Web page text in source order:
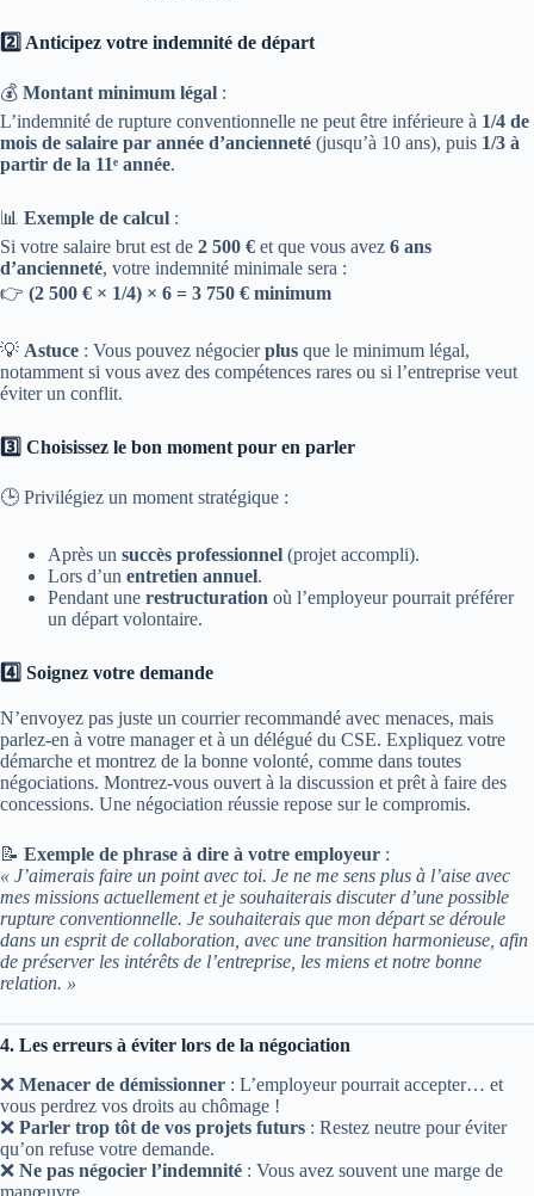
2️⃣ Anticipez votre indemnité de départ
💰 Montant minimum légal :
L’indemnité de rupture conventionnelle ne peut être inférieure à 1/4 de
mois de salaire par année d’ancienneté (jusqu’à 10 ans), puis 1/3 à
partir de la 11ᵉ année.
📊 Exemple de calcul :
Si votre salaire brut est de 2 500 € et que vous avez 6 ans
d’ancienneté, votre indemnité minimale sera :
👉 (2 500 € × 1/4) × 6 = 3 750 € minimum
💡 Astuce : Vous pouvez négocierplus que le minimum légal,
notamment si vous avez des compétences rares ou si l’entreprise veut
éviter un conflit.
3️⃣ Choisissez le bon moment pour en parler
🕒 Privilégiez un moment stratégique :
Après un succès professionnel (projet accompli).
Lors d’un entretien annuel.
Pendant une restructuration où l’employeur pourrait préférer
un départ volontaire.
4️⃣ Soignez votre demande
N’envoyez pas juste un courrier recommandé avec menaces, mais
parlez-en à votre manager et à un délégué du CSE. Expliquez votre
démarche et montrez de la bonne volonté, comme dans toutes
négociations. Montrez-vous ouvert à la discussion et prêt à faire des
concessions. Une négociation réussie repose sur le compromis.
📝 Exemple de phrase à dire à votre employeur :
« J’aimerais faire un point avec toi. Je ne me sens plus à l’aise avec
mes missions actuellement et je souhaiterais discuter d’une possible
rupture conventionnelle. Je souhaiterais que mon départ se déroule
dans un esprit de collaboration, avec une transition harmonieuse, afin
de préserver les intérêts de l’entreprise, les miens et notre bonne
relation. »
4. Les erreurs à éviter lors de la négociation
❌ Menacer de démissionner : L’employeur pourrait accepter… et
vous perdrez vos droits au chômage !
❌ Parler trop tôt de vos projets futurs : Restez neutre pour éviter
qu’on refuse votre demande.
❌ Ne pas négocier l’indemnité : Vous avez souvent une marge de